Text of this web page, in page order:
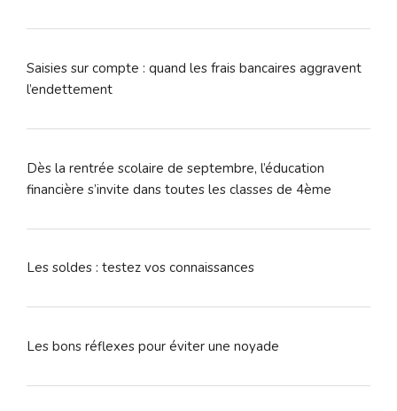
Saisies sur compte : quand les frais bancaires aggravent
l’endettement
Dès la rentrée scolaire de septembre, l’éducation
financière s’invite dans toutes les classes de 4ème
Les soldes : testez vos connaissances
Les bons réflexes pour éviter une noyade